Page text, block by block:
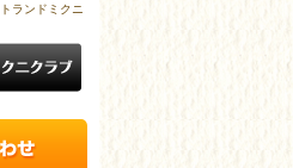
ランドミクニ